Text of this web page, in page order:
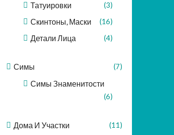
Татуировки (3)
Скинтоны, Маски (16)
Детали Лица (4)
Симы (7)
Симы Знаменитости
(6)
Дома И Участки (11)